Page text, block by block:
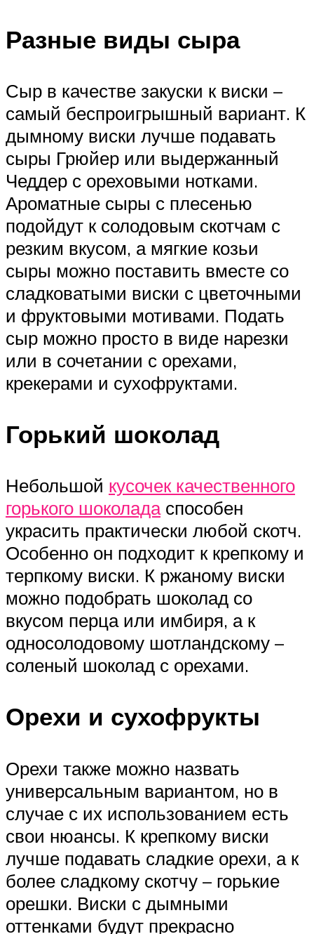
Разные виды сыра
Сыр в качестве закуски к виски –
самый беспроигрышный вариант. К
дымному виски лучше подавать
сыры Грюйер или выдержанный
Чеддер с ореховыми нотками.
Ароматные сыры с плесенью
подойдут к солодовым скотчам с
резким вкусом, а мягкие козьи
сыры можно поставить вместе со
сладковатыми виски с цветочными
и фруктовыми мотивами. Подать
сыр можно просто в виде нарезки
или в сочетании с орехами,
крекерами и сухофруктами.
Горький шоколад
Небольшой кусочек качественного
горького шоколадаспособен
украсить практически любой скотч.
Особенно он подходит к крепкому и
терпкому виски. К ржаному виски
можно подобрать шоколад со
вкусом перца или имбиря, а к
односолодовому шотландскому –
соленый шоколад с орехами.
Орехи и сухофрукты
Орехи также можно назвать
универсальным вариантом, но в
случае с их использованием есть
свои нюансы. К крепкому виски
лучше подавать сладкие орехи, а к
более сладкому скотчу – горькие
орешки. Виски с дымными
оттенками будут прекрасно